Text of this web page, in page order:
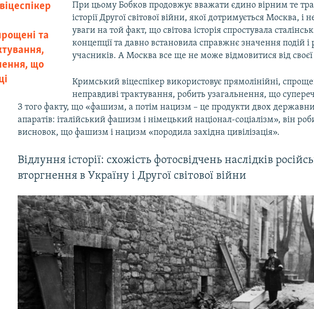
та
що
При цьому Бобков продовжує вважати єдино вірним те
історії Другої світової війни, якої дотримується Москва, і
уваги на той факт, що світова історія спростувала
концепції та давно встановила справжнє значення подій і
учасників. А Москва все ще не може відмовитися від своєї
Кримський віцеспікер використовує прямолінійні,
неправдиві трактування, робить узагальнення, що
З того факту, що «фашизм, а потім нацизм – це продукти двох
апаратів: італійський фашизм і німецький націонал-соціалізм», він
висновок, що фашизм і нацизм «породила західна цивілізація».
Відлуння історії: схожість фотосвідчень наслідків
вторгнення в Україну і Другої світової війни